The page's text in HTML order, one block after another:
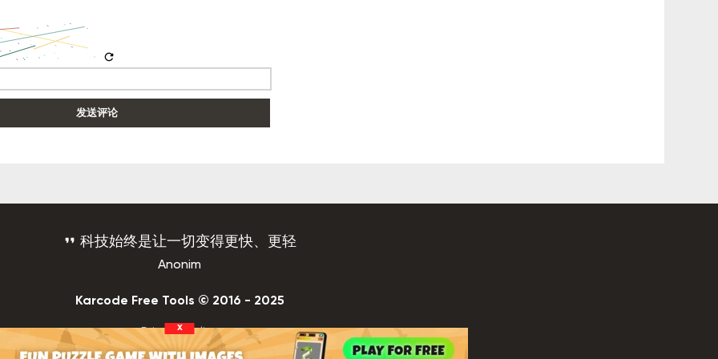
refresh
发送评论
format_quote 科技始终是让一切变得更快、更轻
Anonim
Karcode Free Tools © 2016 - 2025
Privacy Policy
x